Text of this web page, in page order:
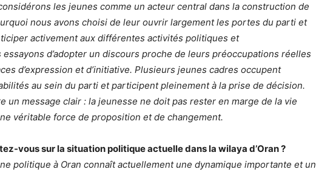
les jeunes comme un acteur central dans la construction de
nous avons choisi de leur ouvrir largement les portes du parti et
activement aux différentes activités politiques et
d’adopter un discours proche de leurs préoccupations réelles
d’expression et d’initiative. Plusieurs jeunes cadres occupent
au sein du parti et participent pleinement à la prise de décision.
un message clair : la jeunesse ne doit pas rester en marge de la vie
véritable force de proposition et de changement.
vous sur la situation politique actuelle dans la wilaya d’Oran ?
politique à Oran connaît actuellement une dynamique importante et un